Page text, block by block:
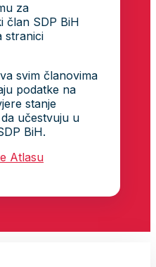
za
član SDP BiH
stranici
svim članovima
podatke na
stanje
učestvuju u
BiH.
Atlasu